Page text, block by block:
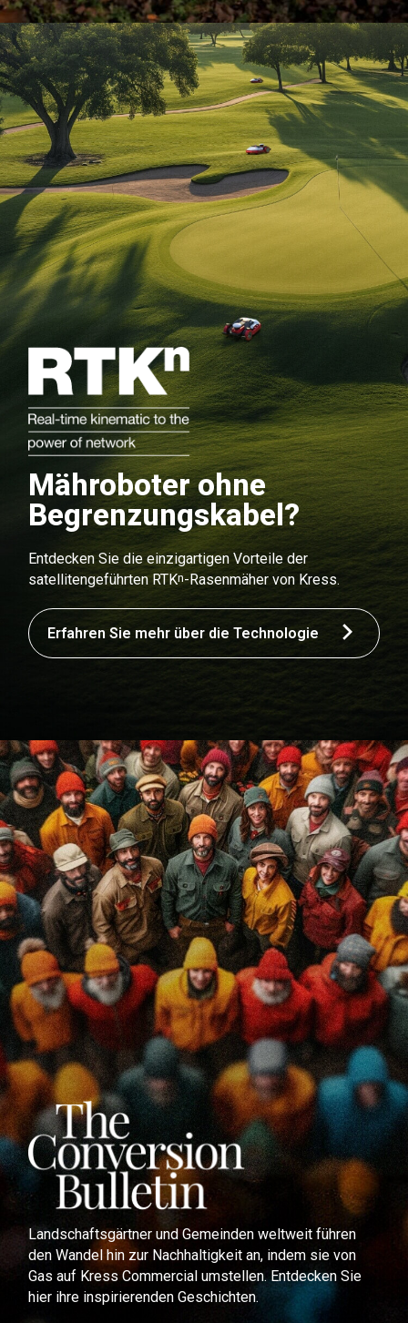
Mähroboter ohne
Begrenzungskabel?
Entdecken Sie die einzigartigen Vorteile der
satellitengeführten RTKn-Rasenmäher von Kress.
Erfahren Sie mehr über die Technologie
Landschaftsgärtner und Gemeinden weltweit führen
den Wandel hin zur Nachhaltigkeit an, indem sie von
Gas auf Kress Commercial umstellen. Entdecken Sie
hier ihre inspirierenden Geschichten.